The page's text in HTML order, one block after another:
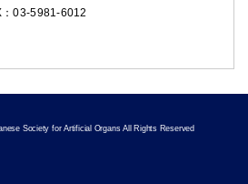
：03-5981-6012
Society for Artificial Organs All Rights Reserved